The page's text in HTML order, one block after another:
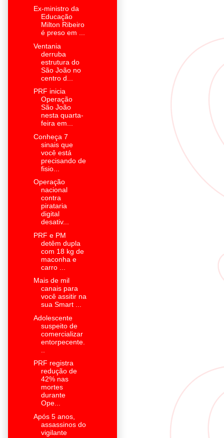
Ex-ministro da
Educação
Milton Ribeiro
é preso em ...
Ventania
derruba
estrutura do
São João no
centro d...
PRF inicia
Operação
São João
nesta quarta-
feira em...
Conheça 7
sinais que
você está
precisando de
fisio...
Operação
nacional
contra
pirataria
digital
desativ...
PRF e PM
detêm dupla
com 18 kg de
maconha e
carro ...
Mais de mil
canais para
você assitir na
sua Smart ...
Adolescente
suspeito de
comercializar
entorpecente.
PRF registra
redução de
42% nas
mortes
durante
Ope...
Após 5 anos,
assassinos do
vigilante